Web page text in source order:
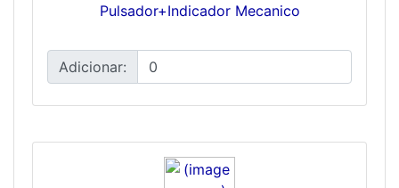
Pulsador+Indicador Mecanico
Adicionar: